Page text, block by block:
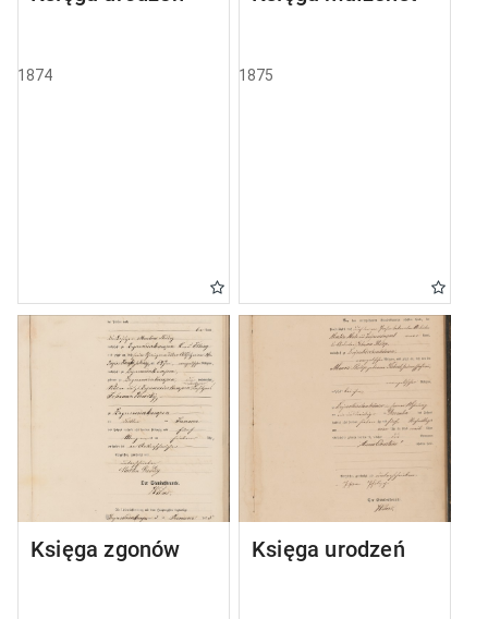
1874 1875
Księga zgonów Księga urodzeń